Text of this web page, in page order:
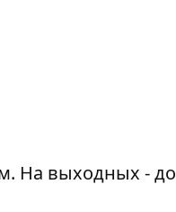
На выходных - до